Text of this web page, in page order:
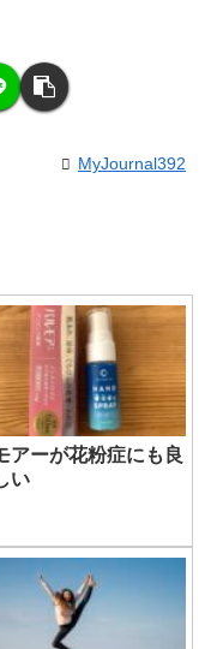
MyJournal392
アーが花粉症にも良
い